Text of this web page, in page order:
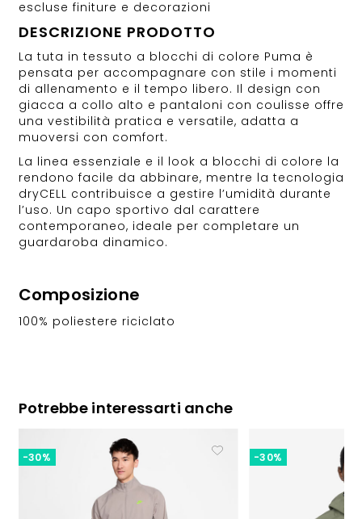
escluse finiture e decorazioni
DESCRIZIONE PRODOTTO
La tuta in tessuto a blocchi di colore Puma è
pensata per accompagnare con stile i momenti
di allenamento e il tempo libero. Il design con
giacca a collo alto e pantaloni con coulisse offre
una vestibilità pratica e versatile, adatta a
muoversi con comfort.
La linea essenziale e il look a blocchi di colore la
rendono facile da abbinare, mentre la tecnologia
dryCELL contribuisce a gestire l’umidità durante
l’uso. Un capo sportivo dal carattere
contemporaneo, ideale per completare un
guardaroba dinamico.
Composizione
100% poliestere riciclato
Potrebbe interessarti anche
-30% -30%